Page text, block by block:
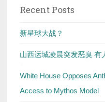
Recent Posts
新星球大战？
山西运城凌晨突发恶臭 有
White House Opposes
Access to Mythos Model